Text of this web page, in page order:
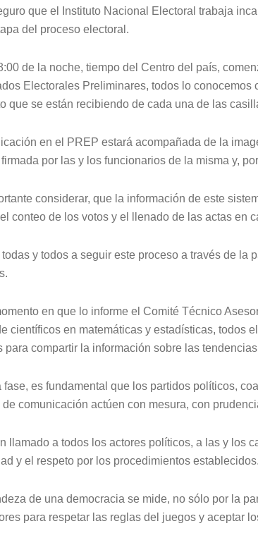
que el Instituto Nacional Electoral trabaja
del proceso electoral.
de la noche, tiempo del Centro del país,
Electorales Preliminares, todos lo conocemos
que se están recibiendo de cada una de las
en el PREP estará acompañada de la
por las y los funcionarios de la misma y,
considerar, que la información de este
conteo de los votos y el llenado de las actas en
todas y todos a seguir este proceso a través de
en que lo informe el Comité Técnico
científicos en matemáticas y estadísticas, todos
para compartir la información sobre las
fase, es fundamental que los partidos políticos,
de comunicación actúen con mesura, con
llamado a todos los actores políticos, a las y los
y el respeto por los procedimientos establecidos.
de una democracia se mide, no sólo por la
para respetar las reglas del juegos y aceptar